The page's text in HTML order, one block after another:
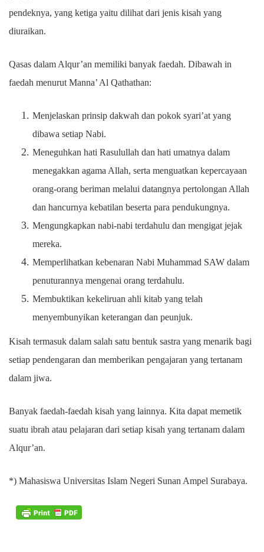
pendeknya, yang ketiga yaitu dilihat dari jenis kisah yang
diuraikan.
Qasas dalam Alqur’an memiliki banyak faedah. Dibawah in
faedah menurut Manna’ Al Qathathan:
Menjelaskan prinsip dakwah dan pokok syari’at yang
dibawa setiap Nabi.
Meneguhkan hati Rasulullah dan hati umatnya dalam
menegakkan agama Allah, serta menguatkan kepercayaan
orang-orang beriman melalui datangnya pertolongan Allah
dan hancurnya kebatilan beserta para pendukungnya.
Mengungkapkan nabi-nabi terdahulu dan mengigat jejak
mereka.
Memperlihatkan kebenaran Nabi Muhammad SAW dalam
penuturannya mengenai orang terdahulu.
Membuktikan kekeliruan ahli kitab yang telah
menyembunyikan keterangan dan peunjuk.
Kisah termasuk dalam salah satu bentuk sastra yang menarik bagi
setiap pendengaran dan memberikan pengajaran yang tertanam
dalam jiwa.
Banyak faedah-faedah kisah yang lainnya. Kita dapat memetik
suatu ibrah atau pelajaran dari setiap kisah yang tertanam dalam
Alqur’an.
*) Mahasiswa Universitas Islam Negeri Sunan Ampel Surabaya.